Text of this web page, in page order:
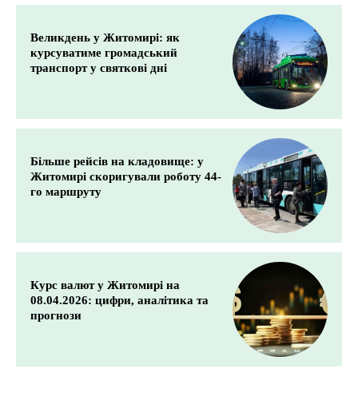
Великдень у Житомирі: як
курсуватиме громадський
транспорт у святкові дні
Більше рейсів на кладовище: у
Житомирі скоригували роботу 44-
го маршруту
Курс валют у Житомирі на
08.04.2026: цифри, аналітика та
прогнози